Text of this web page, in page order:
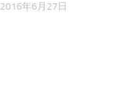
2016年6月27日